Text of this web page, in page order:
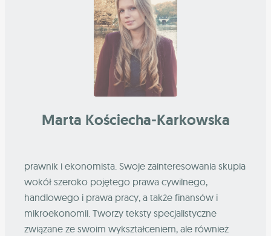
Marta Kościecha-Karkowska
prawnik i ekonomista. Swoje zainteresowania skupia
wokół szeroko pojętego prawa cywilnego,
handlowego i prawa pracy, a także finansów i
mikroekonomii. Tworzy teksty specjalistyczne
związane ze swoim wykształceniem, ale również